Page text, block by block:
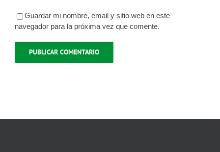
Guardar mi nombre, email y sitio web en este
navegador para la próxima vez que comente.